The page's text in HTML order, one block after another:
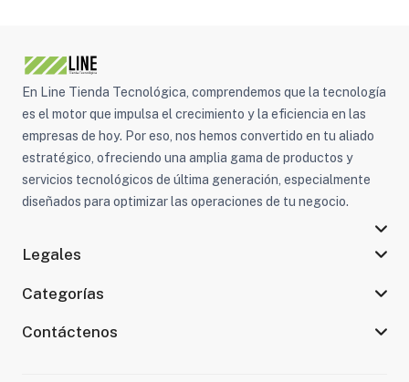
En Line Tienda Tecnológica, comprendemos que la tecnología
es el motor que impulsa el crecimiento y la eficiencia en las
empresas de hoy. Por eso, nos hemos convertido en tu aliado
estratégico, ofreciendo una amplia gama de productos y
servicios tecnológicos de última generación, especialmente
diseñados para optimizar las operaciones de tu negocio.
Legales
Categorías
Contáctenos